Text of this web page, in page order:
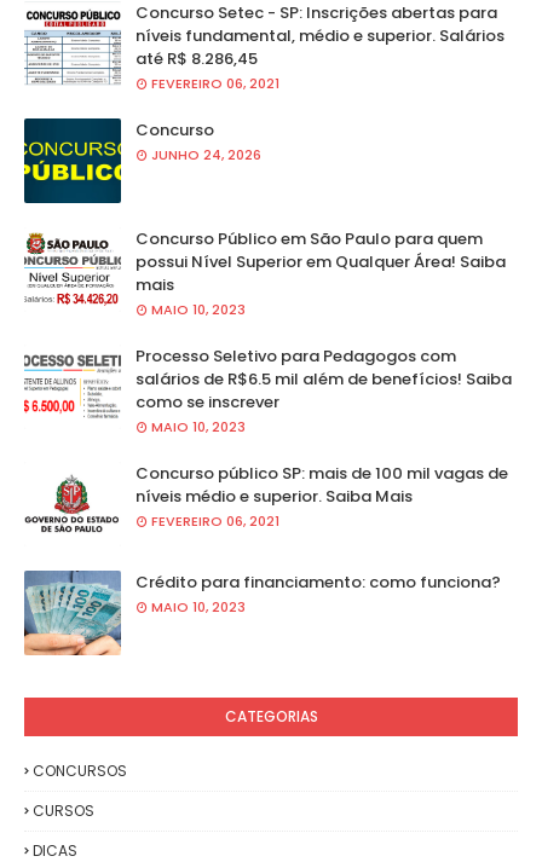
Concurso Setec - SP: Inscrições abertas para
níveis fundamental, médio e superior. Salários
até R$ 8.286,45
FEVEREIRO 06, 2021
Concurso
JUNHO 24, 2026
Concurso Público em São Paulo para quem
possui Nível Superior em Qualquer Área! Saiba
mais
MAIO 10, 2023
Processo Seletivo para Pedagogos com
salários de R$6.5 mil além de benefícios! Saiba
como se inscrever
MAIO 10, 2023
Concurso público SP: mais de 100 mil vagas de
níveis médio e superior. Saiba Mais
FEVEREIRO 06, 2021
Crédito para financiamento: como funciona?
MAIO 10, 2023
CATEGORIAS
CONCURSOS
CURSOS
DICAS